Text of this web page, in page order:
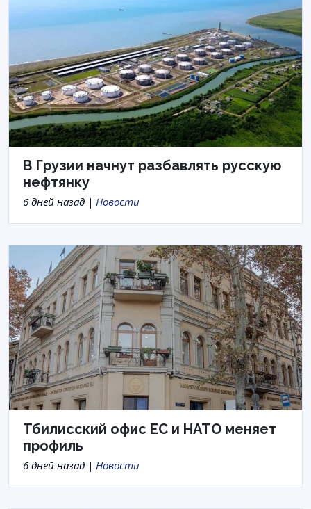
В Грузии начнут разбавлять русскую
нефтянку
6 дней назад | Новости
Тбилисский офис ЕС и НАТО меняет
профиль
6 дней назад | Новости